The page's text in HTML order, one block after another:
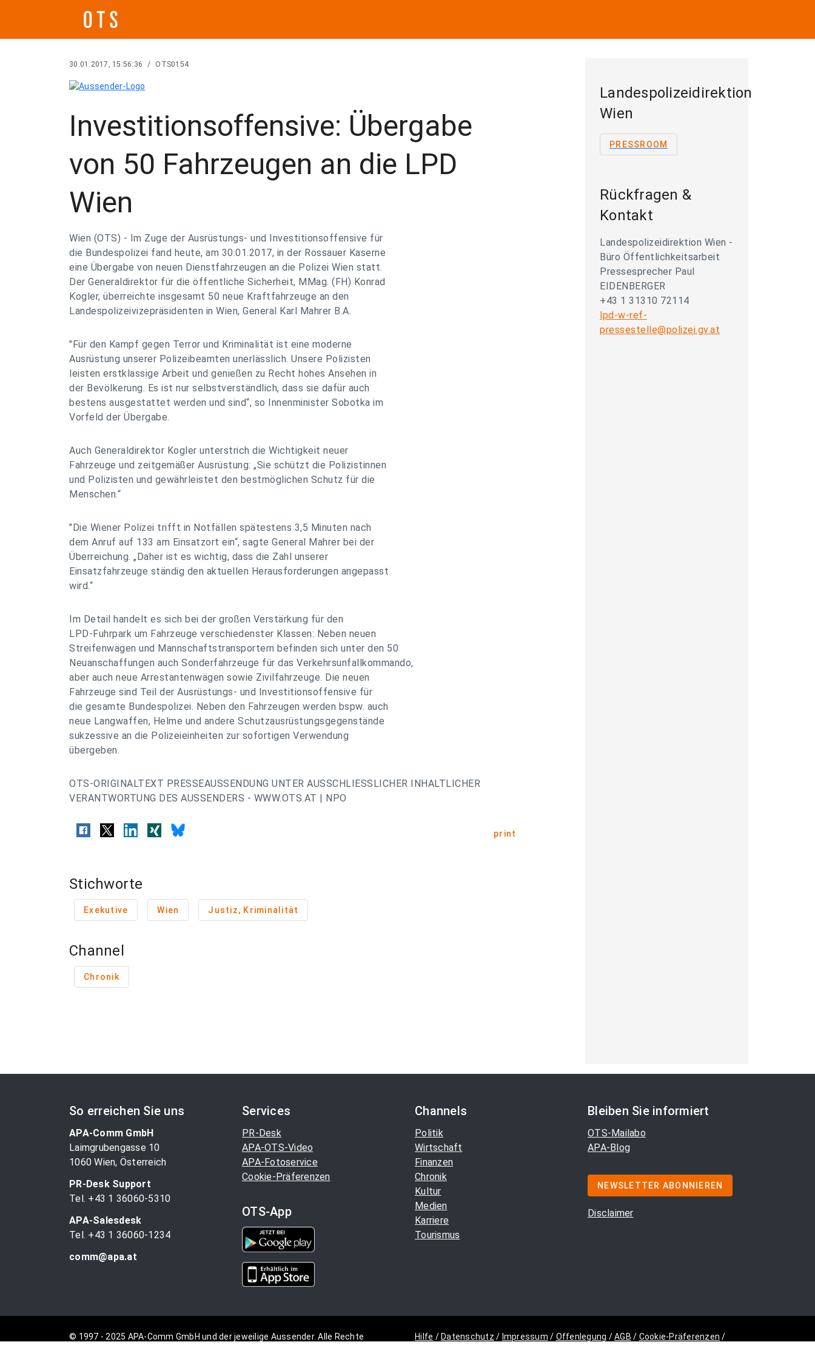
30.01.2017, 15:56:36 / OTS0154
Investitionsoffensive: Übergabe
von 50 Fahrzeugen an die LPD
Wien
Wien (OTS) - Im Zuge der Ausrüstungs- und Investitionsoffensive für
die Bundespolizei fand heute, am 30.01.2017, in der Rossauer Kaserne
eine Übergabe von neuen Dienstfahrzeugen an die Polizei Wien statt.
Der Generaldirektor für die öffentliche Sicherheit, MMag. (FH) Konrad
Kogler, überreichte insgesamt 50 neue Kraftfahrzeuge an den
Landespolizeivizepräsidenten in Wien, General Karl Mahrer B.A.
"Für den Kampf gegen Terror und Kriminalität ist eine moderne
Ausrüstung unserer Polizeibeamten unerlässlich. Unsere Polizisten
leisten erstklassige Arbeit und genießen zu Recht hohes Ansehen in
der Bevölkerung. Es ist nur selbstverständlich, dass sie dafür auch
bestens ausgestattet werden und sind“, so Innenminister Sobotka im
Vorfeld der Übergabe.
Auch Generaldirektor Kogler unterstrich die Wichtigkeit neuer
Fahrzeuge und zeitgemäßer Ausrüstung: „Sie schützt die Polizistinnen
und Polizisten und gewährleistet den bestmöglichen Schutz für die
Menschen.“
"Die Wiener Polizei trifft in Notfällen spätestens 3,5 Minuten nach
dem Anruf auf 133 am Einsatzort ein“, sagte General Mahrer bei der
Überreichung. „Daher ist es wichtig, dass die Zahl unserer
Einsatzfahrzeuge ständig den aktuellen Herausforderungen angepasst
wird.“
Im Detail handelt es sich bei der großen Verstärkung für den
LPD-Fuhrpark um Fahrzeuge verschiedenster Klassen: Neben neuen
Streifenwägen und Mannschaftstransportern befinden sich unter den 50
Neuanschaffungen auch Sonderfahrzeuge für das Verkehrsunfallkommando,
aber auch neue Arrestantenwägen sowie Zivilfahrzeuge. Die neuen
Fahrzeuge sind Teil der Ausrüstungs- und Investitionsoffensive für
die gesamte Bundespolizei. Neben den Fahrzeugen werden bspw. auch
neue Langwaffen, Helme und andere Schutzausrüstungsgegenstände
sukzessive an die Polizeieinheiten zur sofortigen Verwendung
übergeben.
OTS-ORIGINALTEXT PRESSEAUSSENDUNG UNTER AUSSCHLIESSLICHER INHALTLICHER
VERANTWORTUNG DES AUSSENDERS - WWW.OTS.AT | NPO
print
Stichworte
Exekutive Wien Justiz, Kriminalität
Channel
Chronik
Landespolizeidirektion
Wien
PRESSROOM
Rückfragen &
Kontakt
Landespolizeidirektion Wien -
Büro Öffentlichkeitsarbeit
Pressesprecher Paul
EIDENBERGER
+43 1 31310 72114
lpd-w-ref-
pressestelle@polizei.gv.at
So erreichen Sie uns
APA-Comm GmbH
Laimgrubengasse 10
1060 Wien, Österreich
PR-Desk Support
Tel. +43 1 36060-5310
APA-Salesdesk
Tel. +43 1 36060-1234
comm@apa.at
Services
PR-Desk
APA-OTS-Video
APA-Fotoservice
Cookie-Präferenzen
OTS-App
Channels
Politik
Wirtschaft
Finanzen
Chronik
Kultur
Medien
Karriere
Tourismus
Bleiben Sie informiert
OTS-Mailabo
APA-Blog
NEWSLETTER ABONNIEREN
Disclaimer
© 1997 - 2025 APA-Comm GmbH und der jeweilige Aussender. Alle Rechte
Hilfe / Datenschutz / Impressum / Offenlegung /AGB / Cookie-Präferenzen /